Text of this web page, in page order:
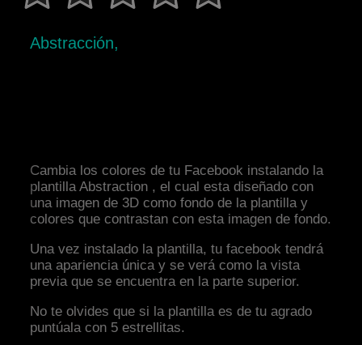
Abstracción,
Cambia los colores de tu Facebook instalando la
plantilla Abstraction , el cual esta diseñado con
una imagen de 3D como fondo de la plantilla y
colores que contrastan con esta imagen de fondo.
Una vez instalado la plantilla, tu facebook tendrá
una apariencia única y se verá como la vista
previa que se encuentra en la parte superior.
No te olvides que si la plantilla es de tu agrado
puntúala con 5 estrellitas.